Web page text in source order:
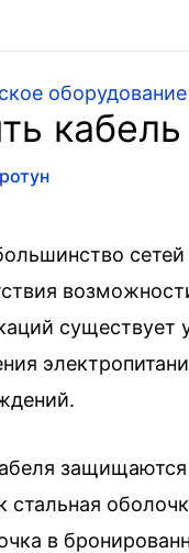
оборудование
сетей
существует
защищаются
стальная
в